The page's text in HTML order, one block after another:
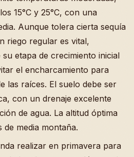
15°C y 25°C, con una
Aunque tolera cierta sequía
riego regular es vital,
etapa de crecimiento inicial
el encharcamiento para
las raíces. El suelo debe ser
con un drenaje excelente
de agua. La altitud óptima
media montaña.
realizar en primavera para